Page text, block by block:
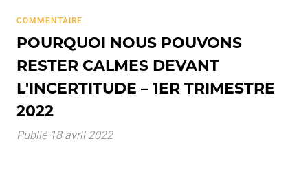
COMMENTAIRE
POURQUOI NOUS POUVONS
RESTER CALMES DEVANT
L'INCERTITUDE – 1ER TRIMESTRE
2022
Publié 18 avril 2022